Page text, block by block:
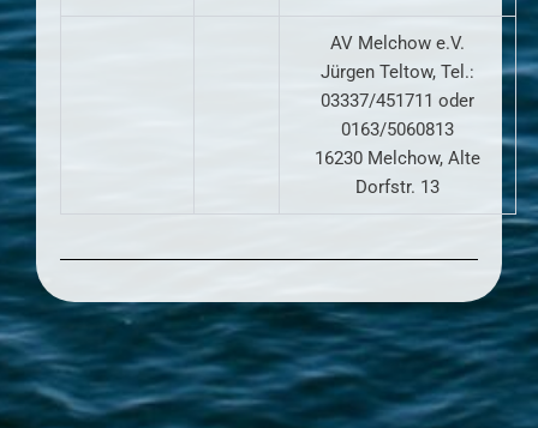
AV Melchow e.V.
Jürgen Teltow, Tel.:
03337/451711 oder
0163/5060813
16230 Melchow, Alte
Dorfstr. 13